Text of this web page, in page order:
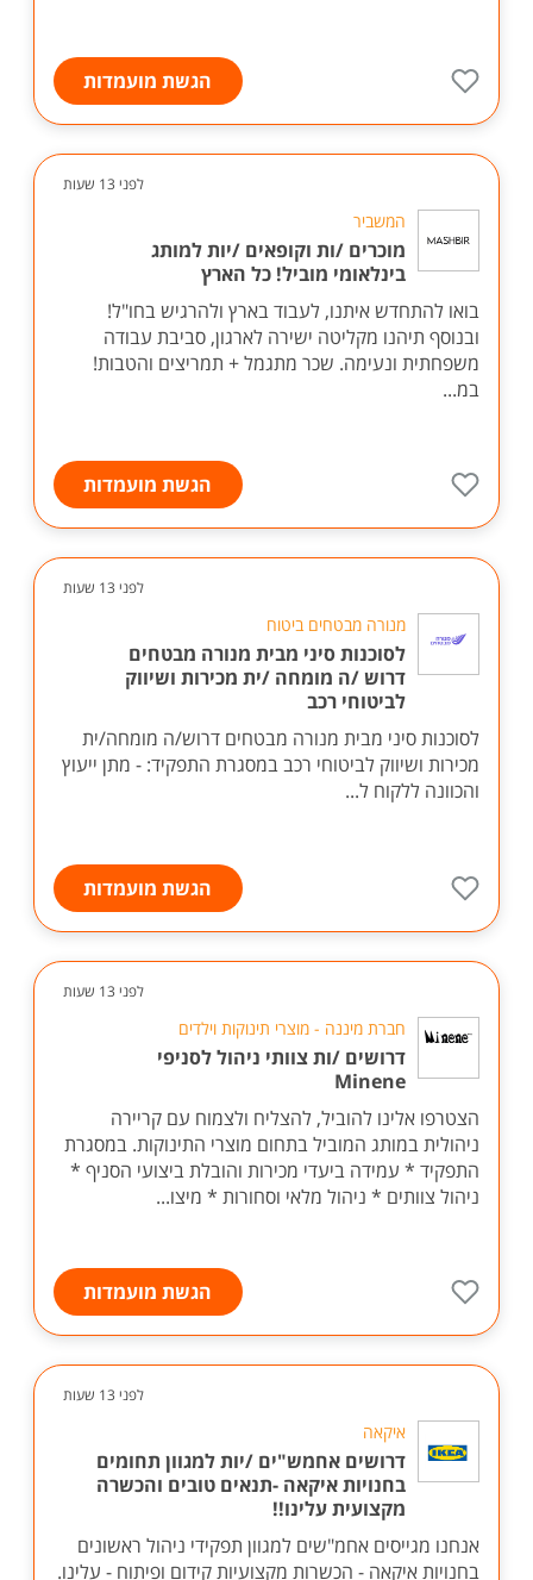
הגשת מועמדות
לפני 13 שעות
המשביר
מוכרים /ות וקופאים /יות למותג
בינלאומי מוביל! כל הארץ
בואו להתחדש איתנו, לעבוד בארץ ולהרגיש בחו"ל!
ובנוסף תיהנו מקליטה ישירה לארגון, סביבת עבודה
משפחתית ונעימה. שכר מתגמל + תמריצים והטבות!
במ...
הגשת מועמדות
לפני 13 שעות
מנורה מבטחים ביטוח
לסוכנות סיני מבית מנורה מבטחים
דרוש /ה מומחה /ית מכירות ושיווק
לביטוחי רכב
לסוכנות סיני מבית מנורה מבטחים דרוש/ה מומחה/ית
מכירות ושיווק לביטוחי רכב במסגרת התפקיד: - מתן ייעוץ
והכוונה ללקוח ל...
הגשת מועמדות
לפני 13 שעות
חברת מיננה - מוצרי תינוקות וילדים
דרושים /ות צוותי ניהול לסניפי
Minene
הצטרפו אלינו להוביל, להצליח ולצמוח עם קריירה
ניהולית במותג המוביל בתחום מוצרי התינוקות. במסגרת
התפקיד * עמידה ביעדי מכירות והובלת ביצועי הסניף *
ניהול צוותים * ניהול מלאי וסחורות * מיצו...
הגשת מועמדות
לפני 13 שעות
איקאה
דרושים אחמש"ים /יות למגוון תחומים
בחנויות איקאה -תנאים טובים והכשרה
מקצועית עלינו!!
אנחנו מגייסים אחמ"שים למגוון תפקידי ניהול ראשונים
בחנויות איקאה - הכשרות מקצועיות קידום ופיתוח - עלינו.